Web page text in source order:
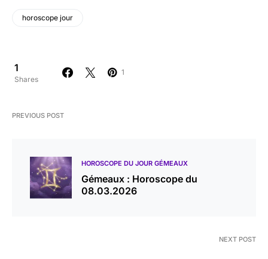
horoscope jour
1
Shares
1
PREVIOUS POST
HOROSCOPE DU JOUR GÉMEAUX
Gémeaux : Horoscope du
08.03.2026
NEXT POST